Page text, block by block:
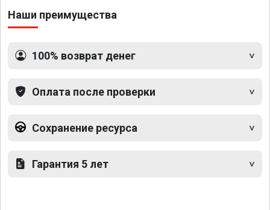
Наши преимущества
100% возврат денег
Оплата после проверки
Сохранение ресурса
Гарантия 5 лет